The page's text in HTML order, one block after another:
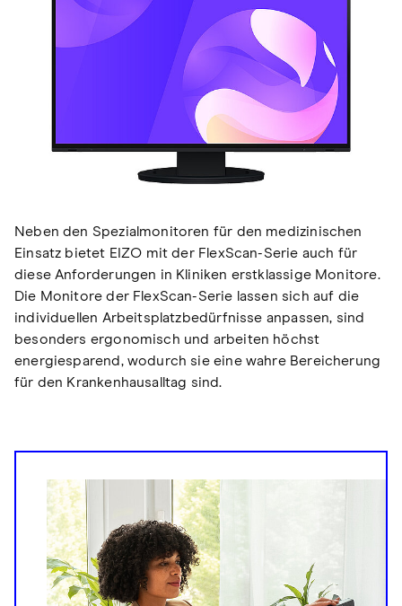
Neben den Spezialmonitoren für den medizinischen
Einsatz bietet EIZO mit der FlexScan-Serie auch für
diese Anforderungen in Kliniken erstklassige Monitore.
Die Monitore der FlexScan-Serie lassen sich auf die
individuellen Arbeitsplatzbedürfnisse anpassen, sind
besonders ergonomisch und arbeiten höchst
energiesparend, wodurch sie eine wahre Bereicherung
für den Krankenhausalltag sind.